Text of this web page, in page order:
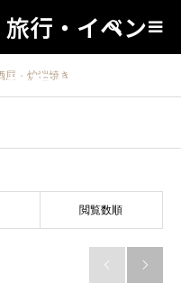
行・イベン
索サイト！
検索
屋・炉端焼き
閲覧数順
 